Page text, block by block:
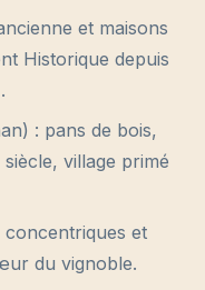
et maisons
Historique depuis
: pans de bois,
village primé
et
du vignoble.